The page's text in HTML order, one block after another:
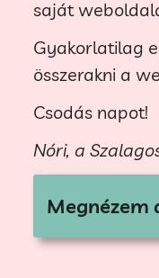
saját
Gyakorlatilag
összerakni a
Csodás napot!
Nóri, a
Megnézem